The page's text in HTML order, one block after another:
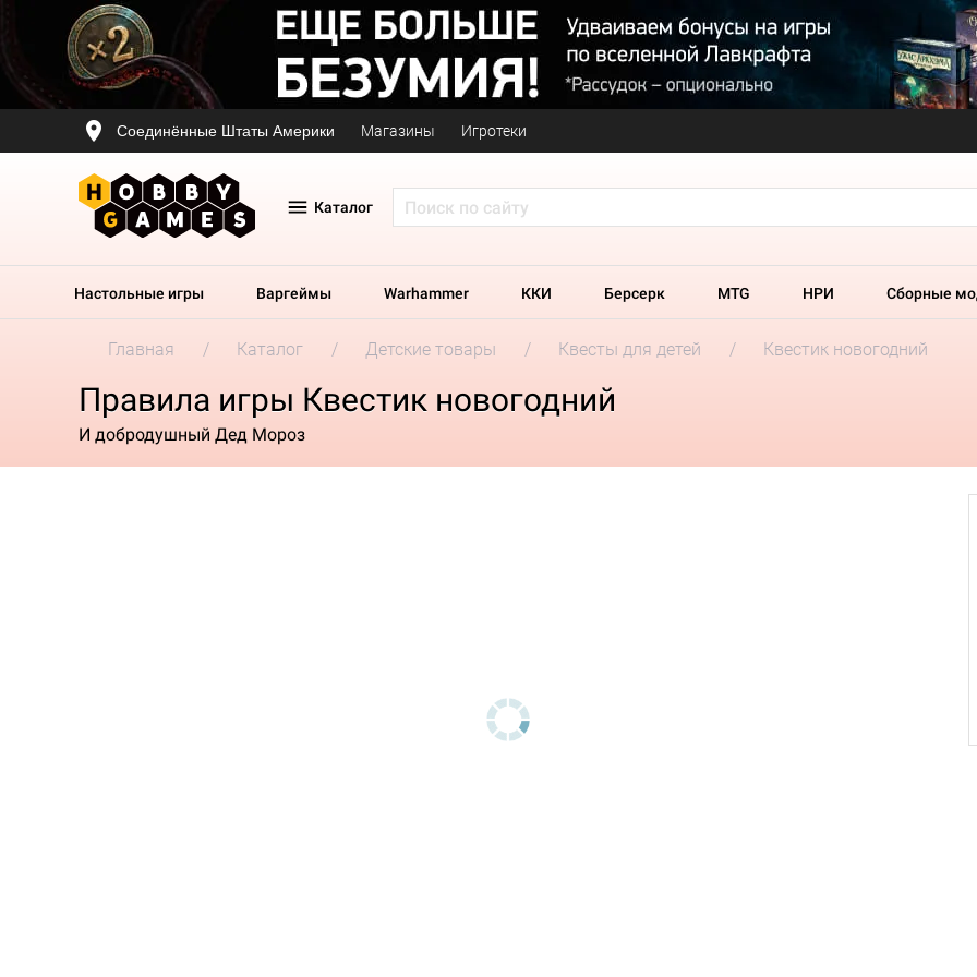
Соединённые Штаты Америки Магазины Игротеки
Каталог
Настольные игры Варгеймы Warhammer ККИ Берсерк MTG НРИ Сборные
Главная Каталог Детские товары Квесты для детей Квестик новогодний
Правила игры Квестик новогодний
И добродушный Дед Мороз